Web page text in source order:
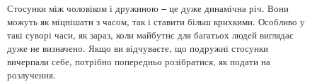
Стосунки між чоловіком і дружиною – це дуже динамічна річ. Вони
можуть як міцнішати з часом, так і ставити більш крихкими. Особливо у
такі суворі часи, як зараз, коли майбутнє для багатьох людей виглядає
дуже не визначено. Якщо ви відчуваєте, що подружні стосунки
вичерпали себе, потрібно попередньо розібратися, як подати на
розлучення.